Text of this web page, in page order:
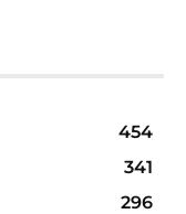
454
341
296